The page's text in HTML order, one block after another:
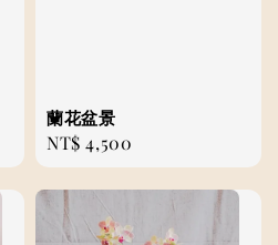
蘭花盆景
Regular
price
NT$ 4,500